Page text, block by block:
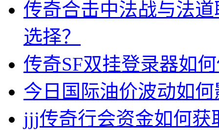
传奇合击中法战与法
选择？
传奇SF双挂登录器如
今日国际油价波动如
jjj传奇行会资金如何获